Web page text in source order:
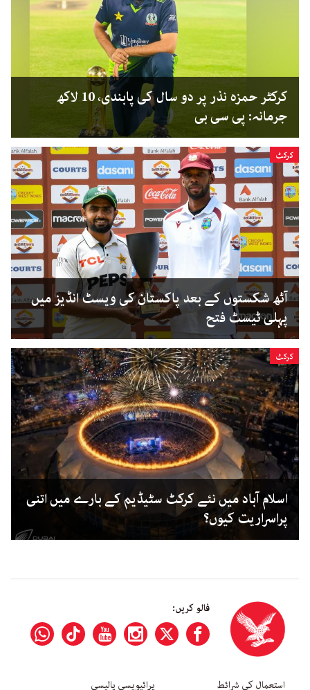
کرکٹر حمزہ نذر پر دو سال کی پابندی، 10 لاکھ
جرمانہ: پی سی بی
کرکٹ
آٹھ شکستوں کے بعد پاکستان کی ویسٹ انڈیز میں
پہلی ٹیسٹ فتح
کرکٹ
اسلام آباد میں نئے کرکٹ سٹیڈیم کے بارے میں اتنی
پراسراریت کیوں؟
فالو کریں:
استعمال کی شرائط پرائیویسی پالیسی